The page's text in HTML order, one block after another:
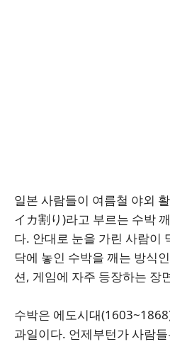
일본 사람들이 여름철 야외
イカ割り)라고 부르는 수박
다. 안대로 눈을 가린 사람이
닥에 놓인 수박을 깨는 방식
션, 게임에 자주 등장하는 장
수박은 에도시대
과일이다. 언제부턴가 사람